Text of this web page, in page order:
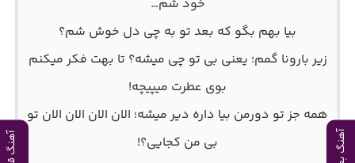
خود شم…
بیا بهم بگو که بعد تو به چی دل خوش شم؟
زیر بارونا گمم؛ یعنی بی تو چی میشه؟ تا بهت فکر میکنم
بوی عطرت میپیچه!
همه جز تو دورمن بیا داره دیر میشه؛ الان الان الان الان تو
بی من کجایی؟!